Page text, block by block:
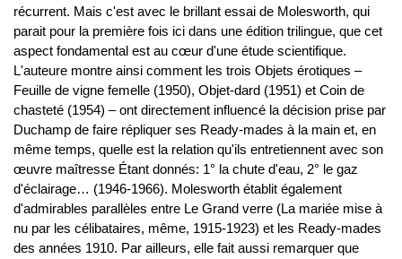
récurrent. Mais c'est avec le brillant essai de Molesworth, qui
parait pour la première fois ici dans une édition trilingue, que cet
aspect fondamental est au cœur d'une étude scientifique.
L'auteure montre ainsi comment les trois Objets érotiques –
Feuille de vigne femelle (1950), Objet-dard (1951) et Coin de
chasteté (1954) – ont directement influencé la décision prise par
Duchamp de faire répliquer ses Ready-mades à la main et, en
même temps, quelle est la relation qu'ils entretiennent avec son
œuvre maîtresse Étant donnés: 1° la chute d'eau, 2° le gaz
d'éclairage… (1946-1966). Molesworth établit également
d'admirables parallèles entre Le Grand verre (La mariée mise à
nu par les célibataires, même, 1915-1923) et les Ready-mades
des années 1910. Par ailleurs, elle fait aussi remarquer que